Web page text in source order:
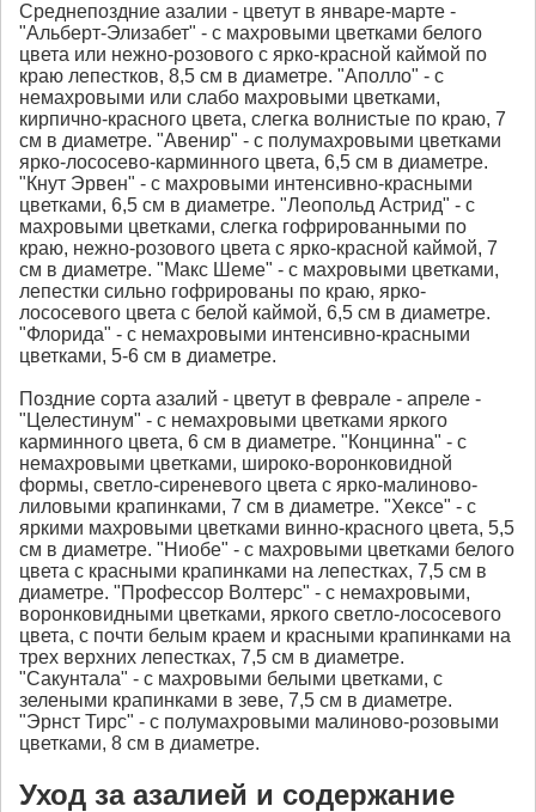
Среднепоздние азалии - цветут в январе-марте -
"Альберт-Элизабет" - с махровыми цветками белого
цвета или нежно-розового с ярко-красной каймой по
краю лепестков, 8,5 см в диаметре. "Аполло" - с
немахровыми или слабо махровыми цветками,
кирпично-красного цвета, слегка волнистые по краю, 7
см в диаметре. "Авенир" - с полумахровыми цветками
ярко-лососево-карминного цвета, 6,5 см в диаметре.
"Кнут Эрвен" - с махровыми интенсивно-красными
цветками, 6,5 см в диаметре. "Леопольд Астрид" - с
махровыми цветками, слегка гофрированными по
краю, нежно-розового цвета с ярко-красной каймой, 7
см в диаметре. "Макс Шеме" - с махровыми цветками,
лепестки сильно гофрированы по краю, ярко-
лососевого цвета с белой каймой, 6,5 см в диаметре.
"Флорида" - с немахровыми интенсивно-красными
цветками, 5-6 см в диаметре.
Поздние сорта азалий - цветут в феврале - апреле -
"Целестинум" - с немахровыми цветками яркого
карминного цвета, 6 см в диаметре. "Концинна" - с
немахровыми цветками, широко-воронковидной
формы, светло-сиреневого цвета с ярко-малиново-
лиловыми крапинками, 7 см в диаметре. "Хексе" - с
яркими махровыми цветками винно-красного цвета, 5,5
см в диаметре. "Ниобе" - с махровыми цветками белого
цвета с красными крапинками на лепестках, 7,5 см в
диаметре. "Профессор Волтерс" - с немахровыми,
воронковидными цветками, яркого светло-лососевого
цвета, с почти белым краем и красными крапинками на
трех верхних лепестках, 7,5 см в диаметре.
"Сакунтала" - с махровыми белыми цветками, с
зелеными крапинками в зеве, 7,5 см в диаметре.
"Эрнст Тирс" - с полумахровыми малиново-розовыми
цветками, 8 см в диаметре.
Уход за азалией и содержание